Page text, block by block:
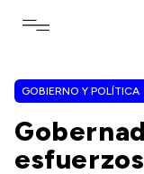
Toggle navigation
GOBIERNO Y POLÍTICA